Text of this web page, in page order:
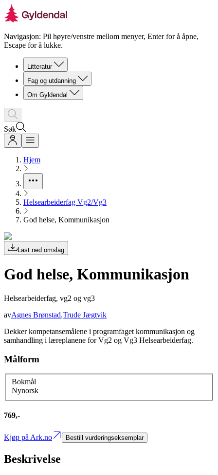
Navigasjon: Pil høyre/venstre mellom menyer, Enter for å åpne,
Escape for å lukke.
Litteratur
Fag og utdanning
Om Gyldendal
Søk
Hjem
Helsearbeiderfag Vg2/Vg3
God helse, Kommunikasjon
Last ned omslag
God helse, Kommunikasjon
Helsearbeiderfag, vg2 og vg3
avAgnes Brønstad,Trude Jægtvik
Dekker kompetansemålene i programfaget kommunikasjon og
samhandling i læreplanene for Vg2 og Vg3 Helsearbeiderfag.
Målform
Bokmål
Nynorsk
769,-
Kjøp på Ark.no Bestill vurderingseksemplar
Beskrivelse